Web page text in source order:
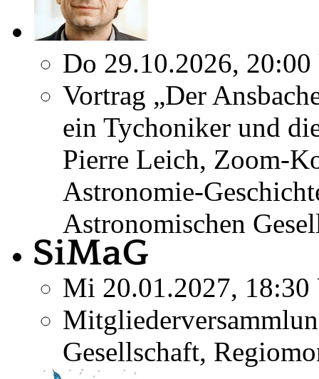
Do 29.10.2026,
Vortrag „Der
ein Tychoniker und
Pierre Leich, Zoom-
Astronomie-
Astronomischen
Mi 20.01.2027, 18:30
Gesellschaft,